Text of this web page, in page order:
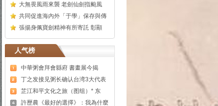
大無畏風雨來襲 老劍仙劍指颱風
共同促進海內外「于學」保存與傳
張揚身佩寶劍精神有所寄託 彰顯
人气榜
中華粥會拜會縣府 書畫展今揭
丁之发接见粥长确认台湾3大代表
芷江和平文化之旅（图组）* 东
許歷農《最好的選擇》：我為什麼